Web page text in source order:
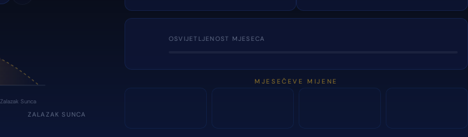
Zalazak Sunca
ZALAZAK SUNCA
OSVIJETLJENOST MJESECA
MJESEČEVE MIJENE